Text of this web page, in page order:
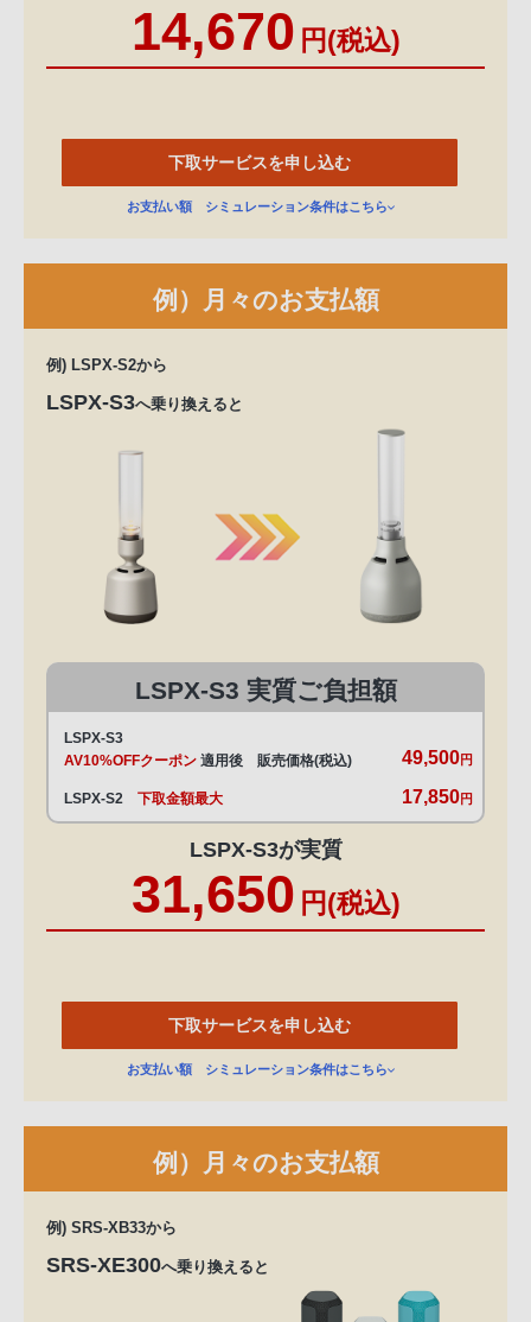
14,670 円(税込)
下取サービスを申し込む
お支払い額 シミュレーション条件はこちら
例）月々のお支払額
例) LSPX-S2から
LSPX-S3へ乗り換えると
LSPX-S3 実質ご負担額
LSPX-S3
AV10%OFFクーポン 適用後 販売価格(税込) 49,500円
LSPX-S2下取金額最大 17,850円
LSPX-S3が実質
31,650 円(税込)
下取サービスを申し込む
お支払い額 シミュレーション条件はこちら
例）月々のお支払額
例) SRS-XB33から
SRS-XE300へ乗り換えると